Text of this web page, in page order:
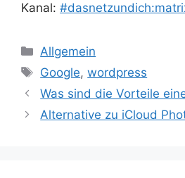
Kanal:
Kategorien
Allgemein
Schlagwörter
Google,wordpress
Was sind die Vorteile
Alternative zu iCloud